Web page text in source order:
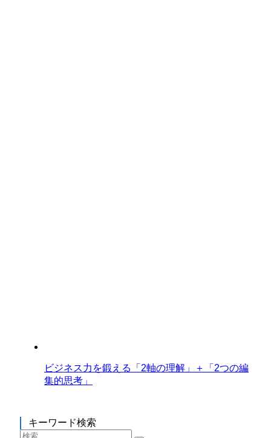
ビジネス力を鍛える「2軸の理解」＋「2つの編
集的思考」
キーワード検索